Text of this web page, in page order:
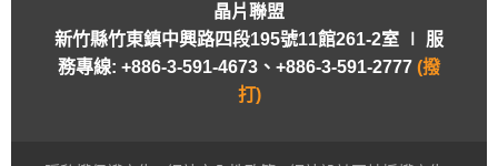
晶片聯盟
新竹縣竹東鎮中興路四段195號11館261-2室 ∣ 服
務專線: +886-3-591-4673、+886-3-591-2777 (撥
打)